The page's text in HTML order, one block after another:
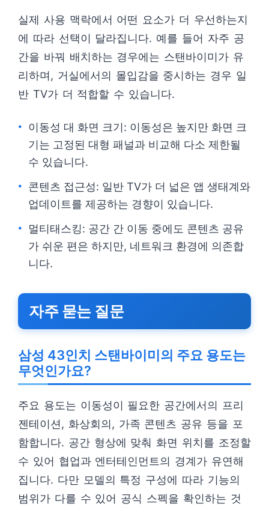
실제 사용 맥락에서 어떤 요소가 더 우선하는지
에 따라 선택이 달라집니다. 예를 들어 자주 공
간을 바꿔 배치하는 경우에는 스탠바이미가 유
리하며, 거실에서의 몰입감을 중시하는 경우 일
반 TV가 더 적합할 수 있습니다.
이동성 대 화면 크기: 이동성은 높지만 화면 크
기는 고정된 대형 패널과 비교해 다소 제한될
수 있습니다.
콘텐츠 접근성: 일반 TV가 더 넓은 앱 생태계와
업데이트를 제공하는 경향이 있습니다.
멀티태스킹: 공간 간 이동 중에도 콘텐츠 공유
가 쉬운 편은 하지만, 네트워크 환경에 의존합
니다.
자주 묻는 질문
삼성 43인치 스탠바이미의 주요 용도는
무엇인가요?
주요 용도는 이동성이 필요한 공간에서의 프리
젠테이션, 화상회의, 가족 콘텐츠 공유 등을 포
함합니다. 공간 형상에 맞춰 화면 위치를 조정할
수 있어 협업과 엔터테인먼트의 경계가 유연해
집니다. 다만 모델의 특정 구성에 따라 기능의
범위가 다를 수 있어 공식 스펙을 확인하는 것